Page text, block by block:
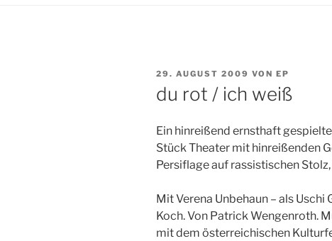
VERÖFFENTLICHT
AM
29. AUGUST 2009 VON EP
du rot / ich weiß
Ein hinreißend ernsthaft
Stück Theater mit hinreißenden
Persiflage auf rassistischen
Mit Verena Unbehaun – als Uschi
Koch. Von Patrick Wengenroth.
mit dem österreichischen